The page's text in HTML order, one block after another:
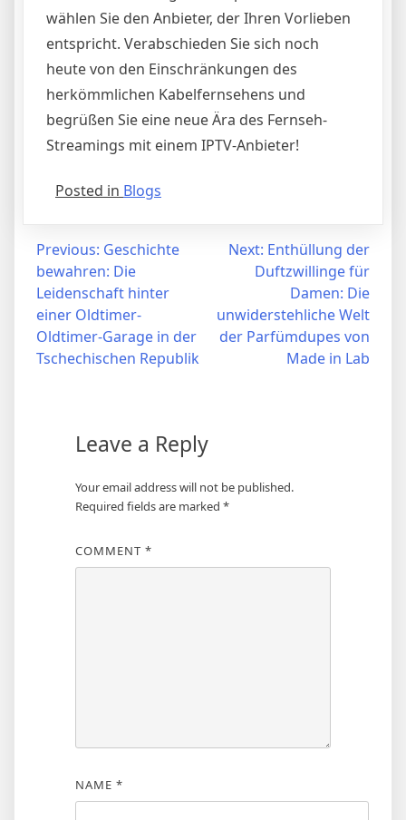
wählen Sie den Anbieter, der Ihren Vorlieben
entspricht. Verabschieden Sie sich noch
heute von den Einschränkungen des
herkömmlichen Kabelfernsehens und
begrüßen Sie eine neue Ära des Fernseh-
Streamings mit einem IPTV-Anbieter!
Posted in Blogs
Post
navigation
Previous: Geschichte
bewahren: Die
Leidenschaft hinter
einer Oldtimer-
Oldtimer-Garage in der
Tschechischen Republik
Next: Enthüllung der
Duftzwillinge für
Damen: Die
unwiderstehliche Welt
der Parfümdupes von
Made in Lab
Leave a Reply
Your email address will not be published.
Required fields are marked *
COMMENT *
NAME *